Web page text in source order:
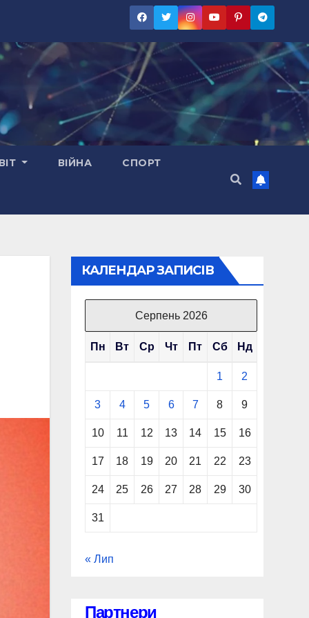
ВІЙНА СПОРТ
КАЛЕНДАР ЗАПИСІВ
Серпень 2026
Пн Вт Ср Чт Пт Сб Нд
1 2
3 4 5 6 7 8 9
10 11 12 13 14 15 16
17 18 19 20 21 22 23
24 25 26 27 28 29 30
31
« Лип
Партнери